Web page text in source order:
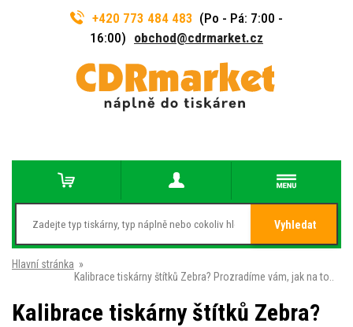
+420 773 484 483 (Po - Pá: 7:00 -
16:00) obchod@cdrmarket.cz
Vyhledat
Hlavní stránka »
Kalibrace tiskárny štítků Zebra? Prozradíme vám, jak na to..
Kalibrace tiskárny štítků Zebra?